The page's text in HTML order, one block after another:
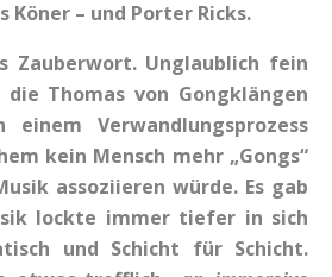
– und Porter Ricks.
Zauberwort. Unglaublich fein
Thomas von Gongklängen
Verwandlungsprozess
kein Mensch mehr „Gongs“
assoziieren würde. Es gab
lockte immer tiefer in sich
und Schicht für Schicht.